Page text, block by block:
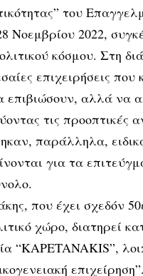
του
Νοεμβρίου 2022,
κόσμου. Στη
επιχειρήσεις
επιβιώσουν, αλλά να
τις προοπτικές
παράλληλα,
για τα
που έχει σχεδόν
χώρο, διατηρεί
“KAPETANAKIS”,
επιχείρηση”.